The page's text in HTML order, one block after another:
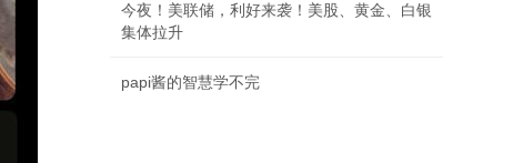
今夜！美联储，利好来袭！美股、黄金、白银
集体拉升
papi酱的智慧学不完